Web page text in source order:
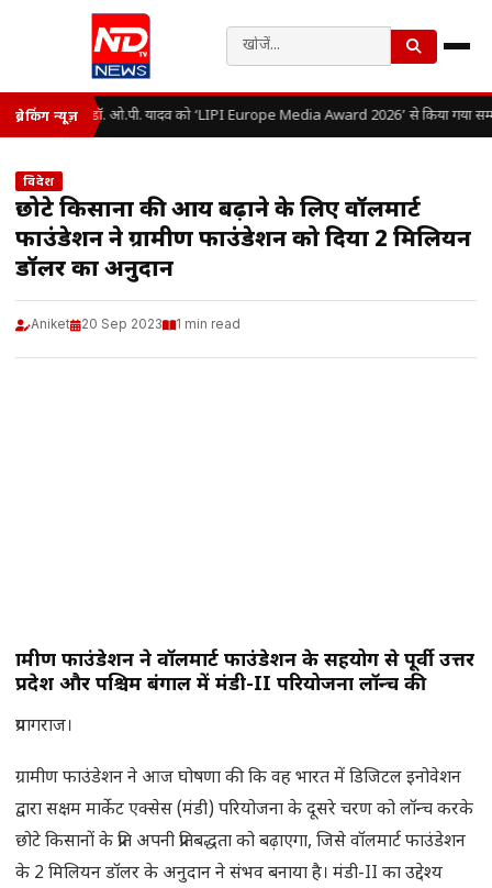
ब्रेकिंग न्यूज़ डॉ. ओ.पी. यादव को ‘LIPI Europe Media Award 2026’ से किया गया
विदेश
छोटे किसानों की आय बढ़ाने के लिए वॉलमार्ट
फाउंडेशन ने ग्रामीण फाउंडेशन को दिया 2 मिलियन
डॉलर का अनुदान
Aniket 20 Sep 2023 1 min read
ग्रामीण फाउंडेशन ने वॉलमार्ट फाउंडेशन के सहयोग से पूर्वी उत्तर
प्रदेश और पश्चिम बंगाल में मंडी-II परियोजना लॉन्च की
प्रयागराज।
ग्रामीण फाउंडेशन ने आज घोषणा की कि वह भारत में डिजिटल इनोवेशन
द्वारा सक्षम मार्केट एक्सेस (मंडी) परियोजना के दूसरे चरण को लॉन्च करके
छोटे किसानों के प्रति अपनी प्रतिबद्धता को बढ़ाएगा, जिसे वॉलमार्ट फाउंडेशन
के 2 मिलियन डॉलर के अनुदान ने संभव बनाया है। मंडी-II का उद्देश्य